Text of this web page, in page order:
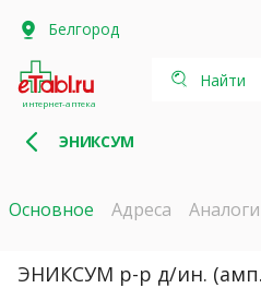
Белгород
интернет-аптека
Найти
ЭНИКСУМ
Основное Адреса Аналоги
ЭНИКСУМ р-р д/ин.